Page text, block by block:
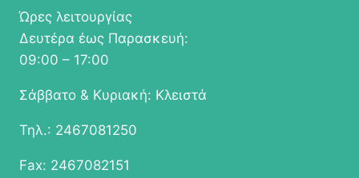
Ώρες λειτουργίας
Δευτέρα έως Παρασκευή:
09:00 – 17:00
Σάββατο & Κυριακή: Κλειστά
Τηλ.: 2467081250
Fax: 2467082151